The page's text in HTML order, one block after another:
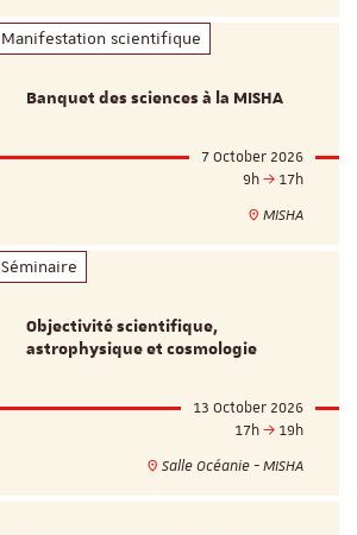
Manifestation scientifique
Banquet des sciences à la MISHA
7 October 2026
9h
17h
MISHA
Séminaire
Objectivité scientifique,
astrophysique et cosmologie
13 October 2026
17h
19h
Salle Océanie - MISHA